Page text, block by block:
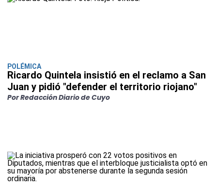
POLÉMICA
Ricardo Quintela insistió en el reclamo a San
Juan y pidió "defender el territorio riojano"
Por Redacción Diario de Cuyo